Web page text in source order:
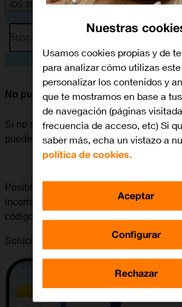
iOS 26
No puedo iniciar mi móvil
Si no se puede iniciar el móvil después
puede haber varias causas al problema.
Posible causa 5 de 6:
Si se ha
incorrecto tres veces seguidas, es
código PUK.
Solución: Mi Orangepara
Nuestras
Usamos cookies propias y de
para analizar cómo utilizas
personalizar los contenidos y
que te mostramos en base a
de navegación (páginas
frecuencia de acceso, etc) Si
saber más, echa un vistazo a
política de cookies.
Configurar
Rechazar
Aceptar